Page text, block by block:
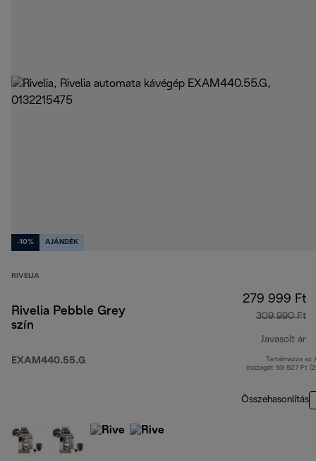
-10% AJÁNDÉK
RIVELIA
Rivelia Pebble Grey
szín
EXAM440.55.G
279 999 Ft
309 990 Ft
Javasolt ár
Tartalmazza az
összegét 59 527 Ft
Összehasonlítás